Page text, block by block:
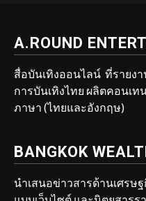
A.ROUND
สื่อบันเทิงออนไลน์ ที่รายง
การบันเทิงไทย ผลิตคอนเ
ภาษา (ไทยและอังกฤษ)
BANGKOK
นำเสนอข่าวสารด้านเศรษ